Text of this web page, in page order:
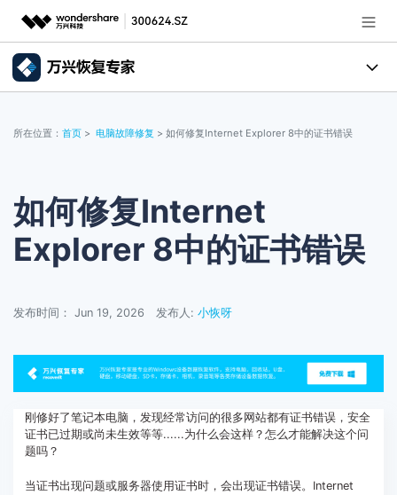
推荐产品
实用工具
关于万兴
客服热线：4000-300624
文件修复
电脑数据恢复
破损文件修复
文章资讯
电脑数据恢复
服务与支持
联系我们
所在位置： 首页 > 电脑故障修复 > 如何修复Internet Explorer 8中的证书错误
如何修复Internet
Explorer 8中的证书错误
发布时间： Jun 19, 2026 发布人: 小恢呀
刚修好了笔记本电脑，发现经常访问的很多网站都有证书错误，安全
证书已过期或尚未生效等等......为什么会这样？怎么才能解决这个问
题吗？
当证书出现问题或服务器使用证书时，会出现证书错误。Internet